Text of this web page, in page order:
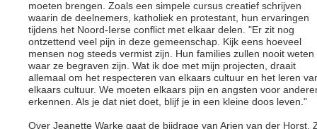
moeten brengen. Zoals een simpele cursus creatief schrijven
waarin de deelnemers, katholiek en protestant, hun ervaringen
tijdens het Noord-Ierse conflict met elkaar delen. "Er zit nog
ontzettend veel pijn in deze gemeenschap. Kijk eens hoeveel
mensen nog steeds vermist zijn. Hun families zullen nooit weten
waar ze begraven zijn. Wat ik doe met mijn projecten, draait
allemaal om het respecteren van elkaars cultuur en het leren
elkaars cultuur. We moeten elkaars pijn en angsten voor
erkennen. Als je dat niet doet, blijf je in een kleine doos leven."
Over Jeanette Warke gaat de bijdrage van Arjen van der Horst.